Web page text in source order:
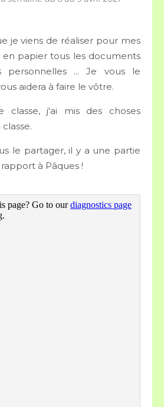
je viens de réaliser pour mes
en papier tous les documents
personnelles ... Je vous le
aidera à faire le vôtre.
classe, j'ai mis des choses
le partager, il y a une partie
à Pâques !